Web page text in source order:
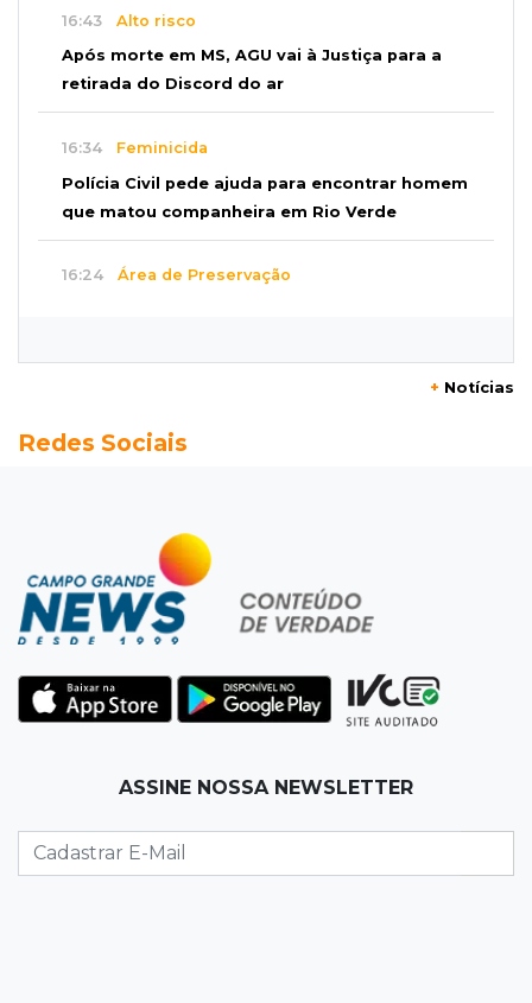
16:43 Alto risco
Após morte em MS, AGU vai à Justiça para a
retirada do Discord do ar
16:34 Feminicida
Polícia Civil pede ajuda para encontrar homem
que matou companheira em Rio Verde
16:24 Área de Preservação
Trabalhadores passam mal dentro de caixa-
Regularização
Detran oferece serviços de transferência e
emissão de documentos em mega feirão
Anvisa barra “emagrecedores” sem registro e
alerta para testosterona falsificada
Eleições 2026
Reinaldo Azambuja sobre ampla aliança
+ Notícias
Redes Sociais
ASSINE NOSSA NEWSLETTER